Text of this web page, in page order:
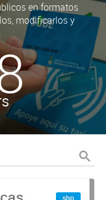
en formatos
modificarlos y
shp